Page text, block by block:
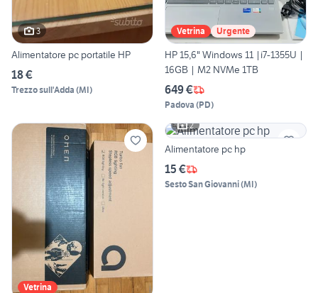
3
Alimentatore pc portatile HP
18 €
Trezzo sull'Adda (MI)
Vetrina Urgente
HP 15,6" Windows 11 |i7-1355U |
16GB | M2 NVMe 1TB
649 €
Padova (PD)
Vetrina
2
Alimentatore pc hp
15 €
Sesto San Giovanni(MI)